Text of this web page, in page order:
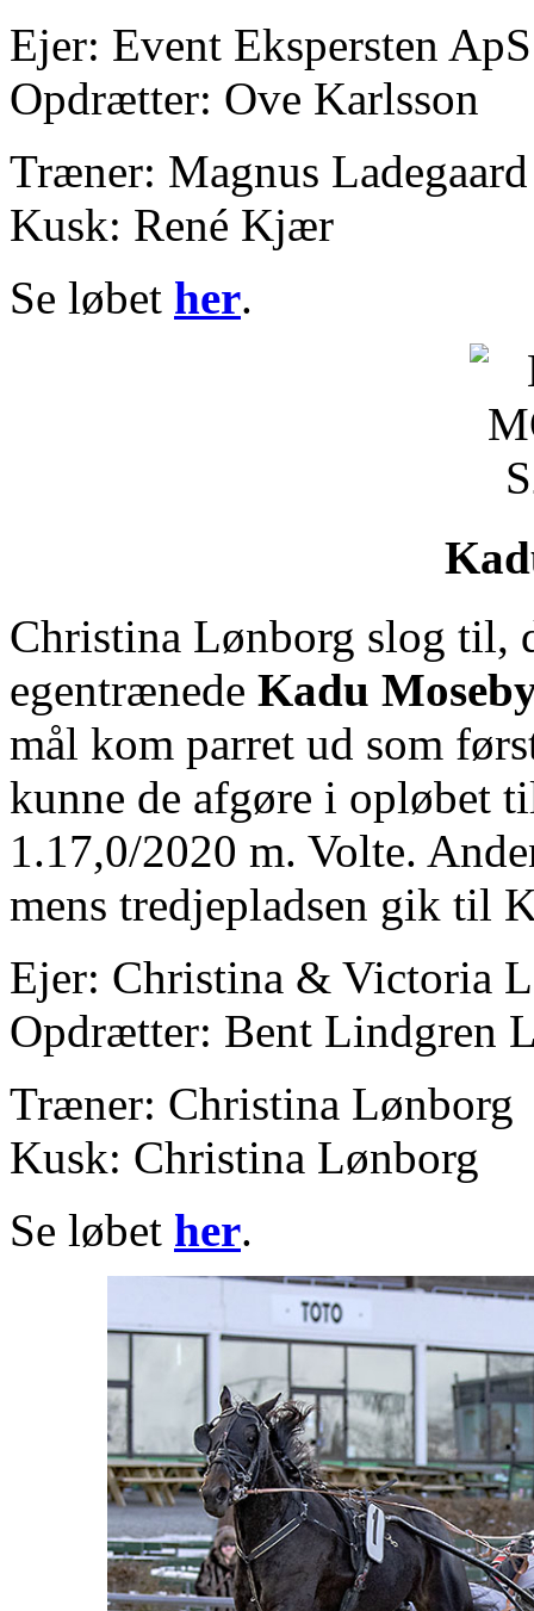
Ejer: Event Ekspersten ApS
Opdrætter: Ove Karlsson
Træner: Magnus Ladegaard
Kusk: René Kjær
Se løbet her.
Christina Lønborg slog til,
egentrænede Kadu
mål kom parret ud som
kunne de afgøre i opløbet
1.17,0/2020 m. Volte.
mens tredjepladsen gik til
Ejer: Christina & Victoria
Opdrætter: Bent Lindgren
Træner: Christina Lønborg
Kusk: Christina Lønborg
Se løbet her.